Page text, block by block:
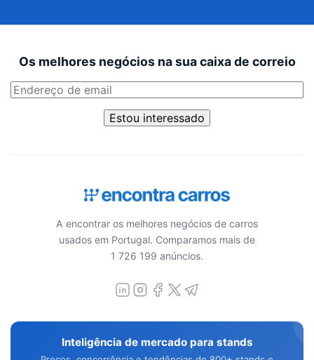
Os melhores negócios na sua caixa de correio
Estou interessado
A encontrar os melhores negócios de carros
usados em Portugal. Comparamos mais de
1 726 199 anúncios.
Inteligência de mercado para stands